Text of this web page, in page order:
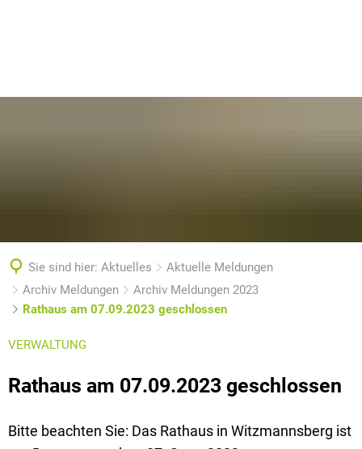
Sie sind hier: Aktuelles
Aktuelle Meldungen
Archiv Meldungen
Archiv Meldungen 2023
Rathaus am 07.09.2023 geschlossen
VERWALTUNG
Rathaus am 07.09.2023 geschlossen
Bitte beachten Sie: Das Rathaus in Witzmannsberg ist